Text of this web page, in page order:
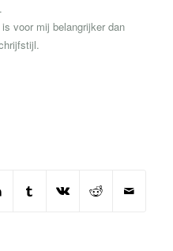
voor mij belangrijker dan